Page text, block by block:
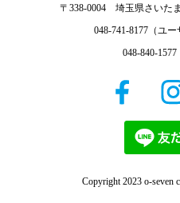
〒338-0004 埼玉県さいた
048-741-8177（ユ
048-840-1577
Copyright 2023 o-seven